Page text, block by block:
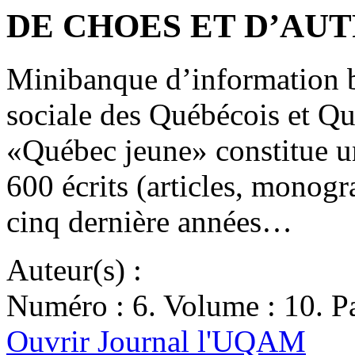
DE CHOES ET
Minibanque
sociale des Québécois et
«Québec jeune» constitue
600 écrits (articles,
cinq dernière années…
Auteur(s) :
Numéro : 6. Volume : 10.
Ouvrir Journal l'UQAM